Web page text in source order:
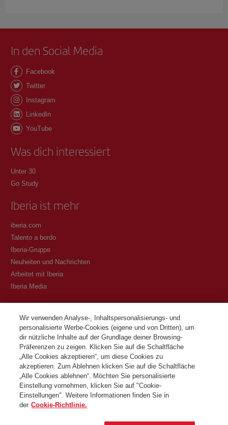
In den Social Media
Facebook
Twitter
Instagram
LinkedIn
YouTube
Was dich interessiert
Unter 30
Go Study
Iberia ist mehr
iberia.com
Talento a bordo
Iberia-Gruppe
Neuheiten und Nachrichten
Arbeitet mit Iberia
Iberia Media
Allgemeine Geschäftsbedingungen des Iberia Club Programms
Bedingungen für die Registrierung auf iberia.com
Richtlinien zum Schutz personenbezogener Daten
Cookie-Richtlinie und -Verwaltung
Kontaktiere
©Iberia Joven 2026. Alle Rechte vorbehalten.
Wir verwenden Analyse-, Inhaltspersonalisierungs- und
personalisierte Werbe-Cookies (eigene und von Dritten), um
dir nützliche Inhalte auf der Grundlage deiner Browsing-
Präferenzen zu zeigen. Klicken Sie auf die Schaltfläche
„Alle Cookies akzeptieren“, um diese Cookies zu
akzeptieren. Zum Ablehnen klicken Sie auf die Schaltfläche
„Alle Cookies ablehnen“. Möchten Sie personalisierte
Einstellung vornehmen, klicken Sie auf "Cookie-
Einstellungen". Weitere Informationen finden Sie in
der Cookie-Richtlinie.